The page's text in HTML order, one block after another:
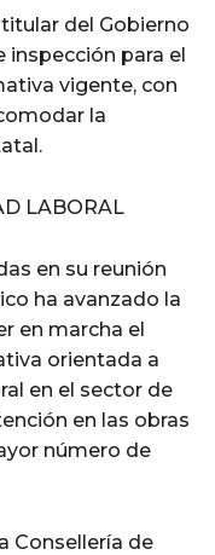
del Gobierno
inspección para el
vigente, con
la
LABORAL
en su reunión
ha avanzado la
en marcha el
orientada a
en el sector de
en las obras
número de
Consellería de